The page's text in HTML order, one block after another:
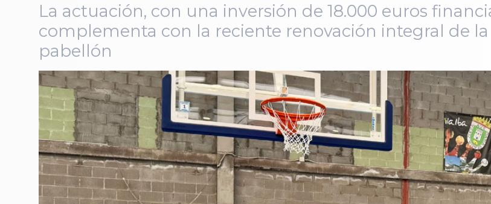
La actuación, con una inversión de 18.000 euros
complementa con la reciente renovación integral de
pabellón